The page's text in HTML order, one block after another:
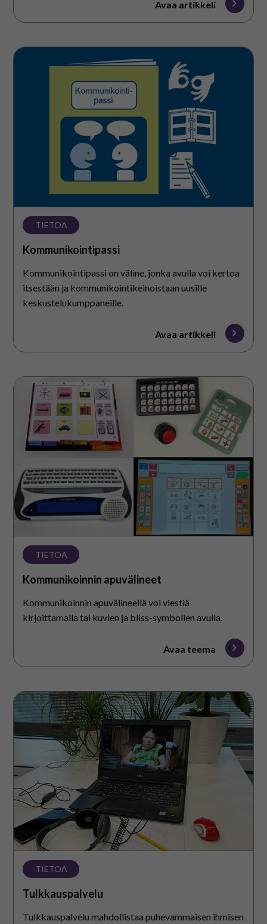
Avaa artikkeli
Kommunikointipassi
TIETOA
Kommunikointipassi
Kommunikointipassi on väline, jonka avulla voi kertoa
itsestään ja kommunikointikeinoistaan uusille
keskustelukumppaneille.
Avaa artikkeli
Kommunikoinnin
apuvälineet
TIETOA
Kommunikoinnin apuvälineet
Kommunikoinnin apuvälineellä voi viestiä
kirjoittamalla tai kuvien ja bliss-symbolien avulla.
Avaa teema
Tulkkauspalvelu
TIETOA
Tulkkauspalvelu
Tulkkauspalvelu mahdollistaa puhevammaisen ihmisen